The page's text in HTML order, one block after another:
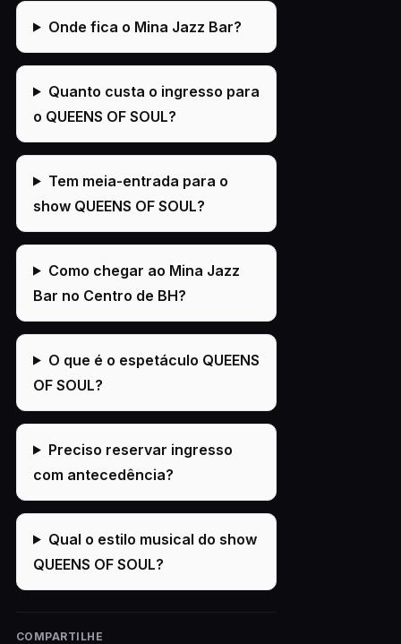
Onde fica o Mina Jazz Bar?
Quanto custa o ingresso para
o QUEENS OF SOUL?
Tem meia-entrada para o
show QUEENS OF SOUL?
Como chegar ao Mina Jazz
Bar no Centro de BH?
O que é o espetáculo QUEENS
OF SOUL?
Preciso reservar ingresso
com antecedência?
Qual o estilo musical do show
QUEENS OF SOUL?
COMPARTILHE